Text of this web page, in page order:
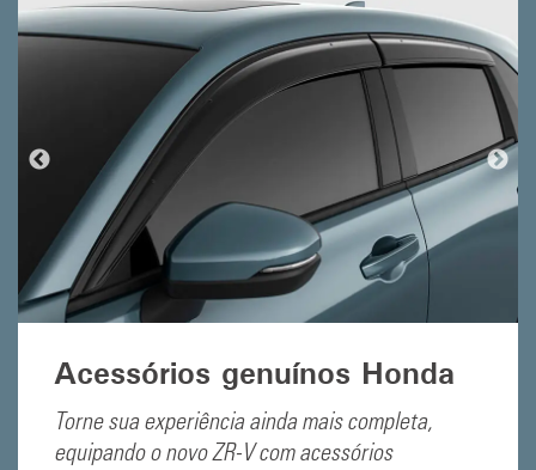
Acessórios genuínos Honda
Torne sua experiência ainda mais completa,
equipando o novo ZR-V com acessórios